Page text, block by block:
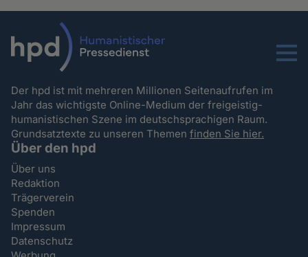
Menu
Der hpd ist mit mehreren Millionen Seitenaufrufen im
Jahr das wichtigste Online-Medium der freigeistig-
humanistischen Szene im deutschsprachigen Raum.
Grundsatztexte zu unseren Themenfinden Sie hier.
Über den hpd
Über uns
Redaktion
Trägerverein
Spenden
Impressum
Datenschutz